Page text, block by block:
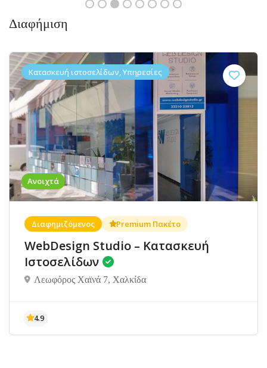
Διαφήμιση
Ανοιχτά
Κατασκευή ιστοσελίδων, Υπηρεσίες
Διαφημιζόμενος Premium Πακέτο
WebDesign Studio – Κατασκευή
Ιστοσελίδων
Λεωφόρος Χαϊνά 7, Χαλκίδα